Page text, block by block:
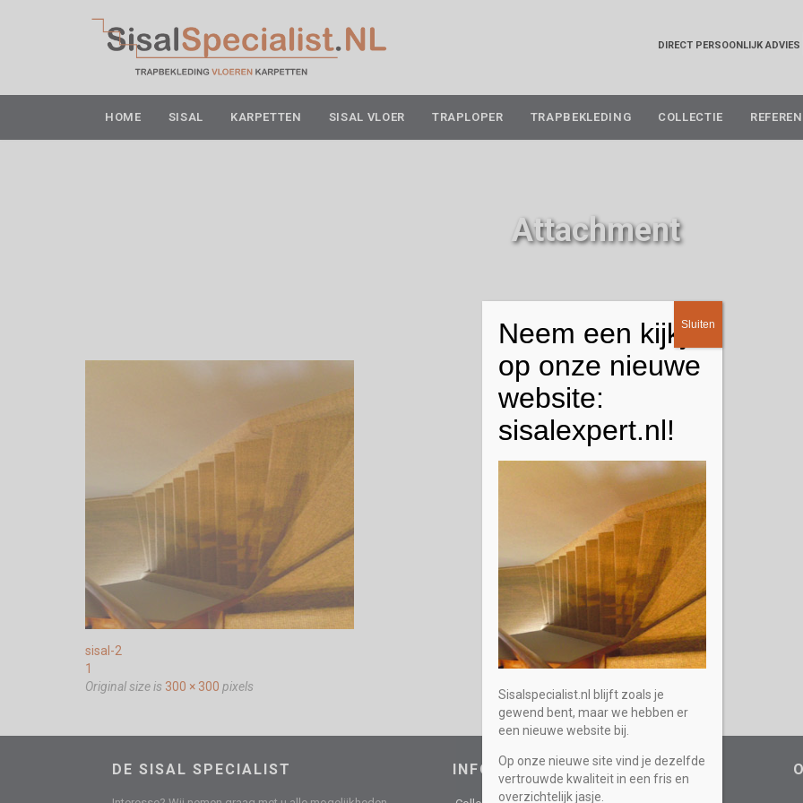
DIRECT PERSOONLIJK ADVIES
to
content
HOME SISAL KARPETTEN SISAL VLOER TRAPLOPER TRAPBEKLEDING COLLECTIE
Attachment
sisal-2
1
Original size is 300 × 300 pixels
DE SISAL SPECIALIST INFORMATIEF
Neem een kijkje
op onze nieuwe
website:
sisalexpert.nl!
Sisalspecialist.nl blijft zoals je
gewend bent, maar we hebben er
een nieuwe website bij.
Op onze nieuwe site vind je dezelfde
vertrouwde kwaliteit in een fris en
overzichtelijk jasje.
Sluiten